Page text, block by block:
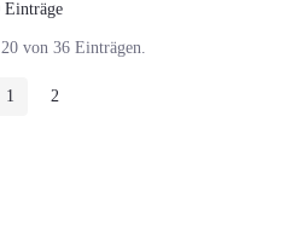
Einträge
Pro Seite
von 36 Einträgen.
Seite
1 Seite
2